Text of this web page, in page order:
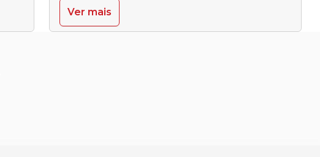
Ver mais